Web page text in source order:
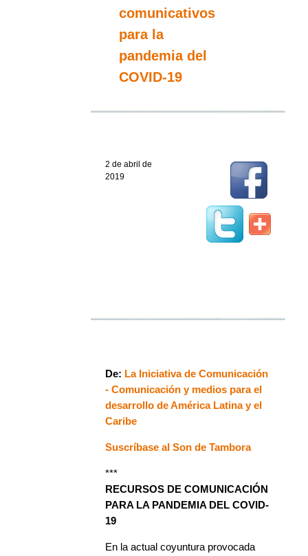
comunicativos
para la
pandemia del
COVID-19
2 de abril de
2019
De: La Iniciativa de Comunicación
- Comunicación y medios para el
desarrollo de América Latina y el
Caribe
Suscríbase al Son de Tambora
***
RECURSOS DE COMUNICACIÓN
PARA LA PANDEMIA DEL COVID-
19
En la actual coyuntura provocada